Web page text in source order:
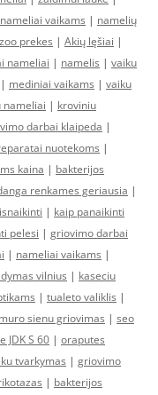
nameliai vaikams | namelių
zoo prekes | Akių lęšiai |
nameliai | namelis | vaiku
| mediniai vaikams | vaiku
nameliai | kroviniu
darbai klaipeda |
nuotekoms |
kaina | bakterijos
renkames geriausia |
| kaip panaikinti
pelesi | griovimo darbai
| nameliai vaikams |
vilnius | kaseciu
| tualeto valiklis |
muro sienu griovimas | seo
JDK S 60 | oraputes
tvarkymas | griovimo
| bakterijos